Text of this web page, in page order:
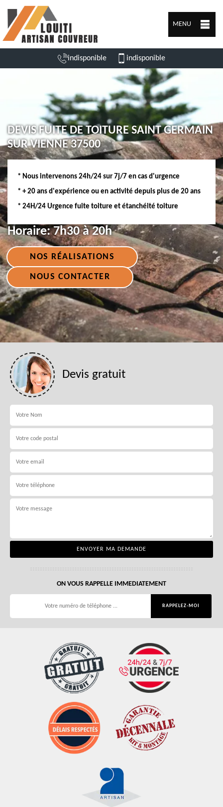
MENU
indisponible indisponible
DEVIS FUITE DE TOITURE SAINT GERMAIN
SUR VIENNE 37500
* Nous intervenons 24h/24 sur 7j/7 en cas d'urgence
* + 20 ans d'expérience ou en activité depuis plus de 20 ans
* 24H/24 Urgence fuite toiture et étanchéité toiture
Horaire:7h30 à 20h
NOS RÉALISATIONS
NOUS CONTACTER
Devis gratuit
ON VOUS RAPPELLE IMMEDIATEMENT